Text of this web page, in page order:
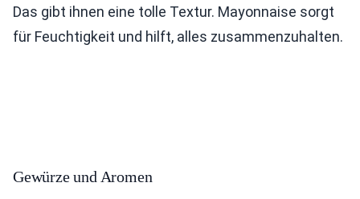
Das gibt ihnen eine tolle Textur. Mayonnaise sorgt
für Feuchtigkeit und hilft, alles zusammenzuhalten.
Gewürze und Aromen